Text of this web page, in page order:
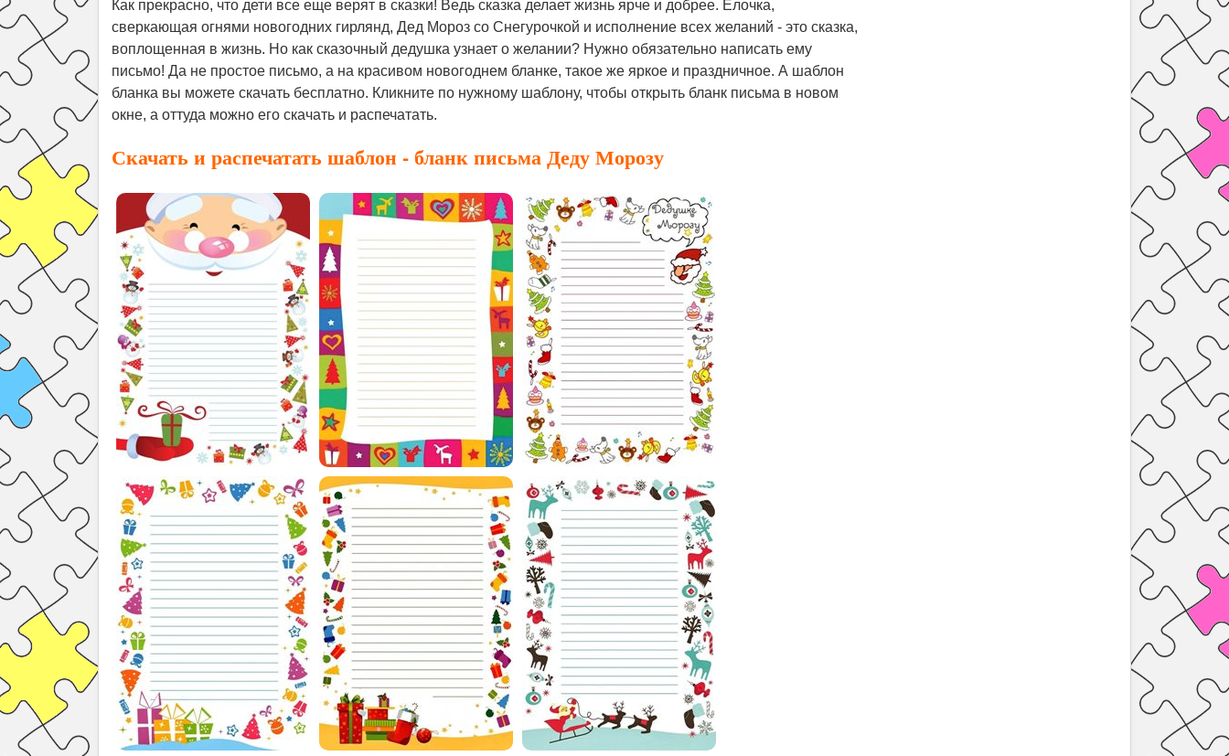
Как прекрасно, что дети все еще верят в сказки! Ведь сказка делает жизнь ярче и добрее. Елочка,
сверкающая огнями новогодних гирлянд, Дед Мороз со Снегурочкой и исполнение всех желаний - это сказка,
воплощенная в жизнь. Но как сказочный дедушка узнает о желании? Нужно обязательно написать ему
письмо! Да не простое письмо, а на красивом новогоднем бланке, такое же яркое и праздничное. А шаблон
бланка вы можете скачать бесплатно. Кликните по нужному шаблону, чтобы открыть бланк письма в новом
окне, а оттуда можно его скачать и распечатать.
Скачать и распечатать шаблон - бланк письма Деду Морозу